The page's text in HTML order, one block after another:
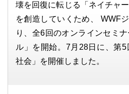
壊を回復に転じる「ネイチャ
を創造していくため、 WWF
り、全6回のオンラインセミ
ル」を開始。7月28日に、第
社会」を開催しました。